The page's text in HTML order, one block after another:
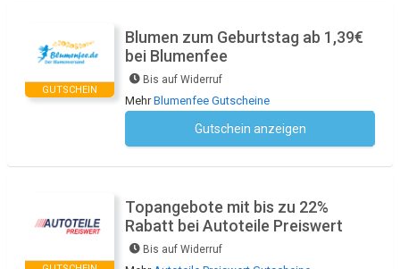
GUTSCHEIN
Blumen zum Geburtstag ab 1,39€
bei Blumenfee
Bis auf Widerruf
MehrBlumenfee Gutscheine
Gutschein anzeigen
Topangebote mit bis zu 22%
Rabatt bei Autoteile Preiswert
Bis auf Widerruf